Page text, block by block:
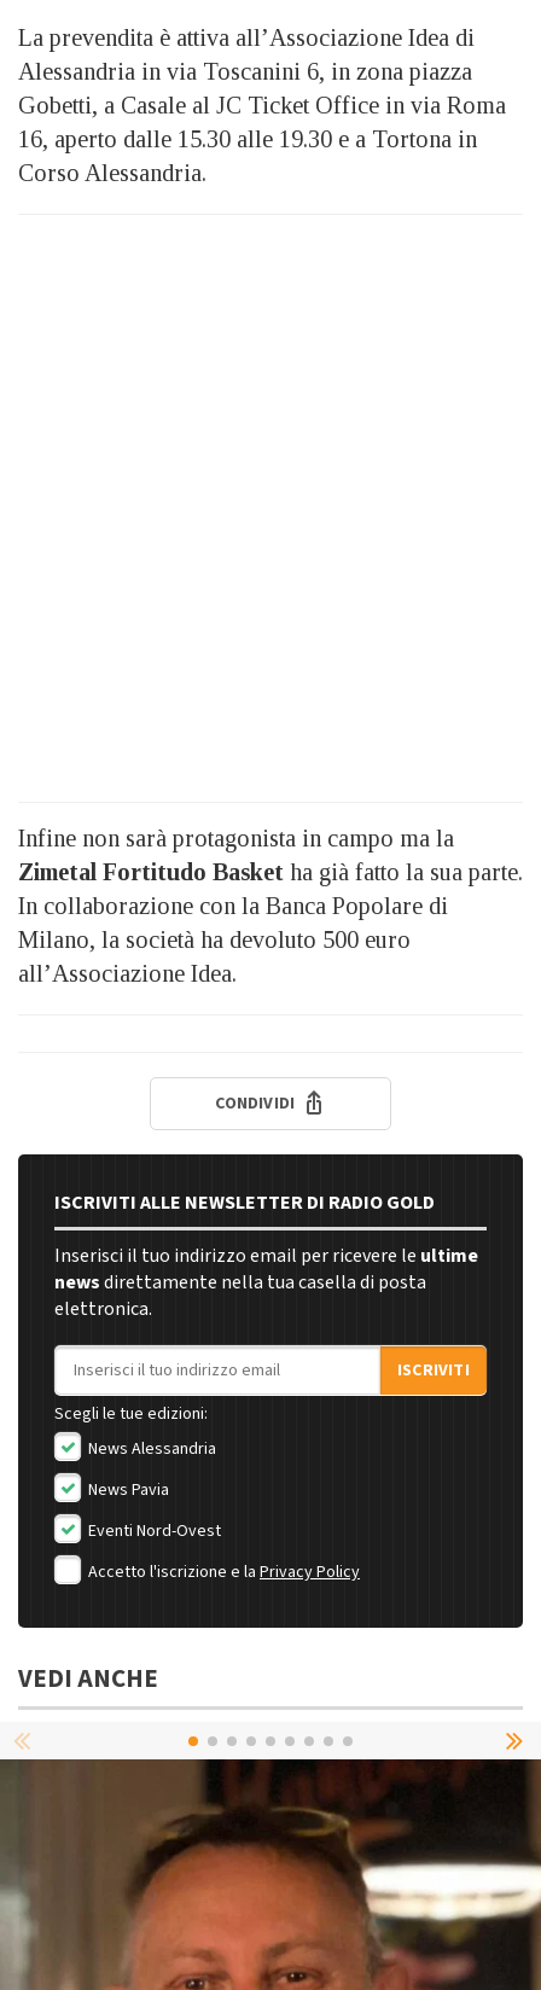
La prevendita è attiva all’Associazione Idea di
Alessandria in via Toscanini 6, in zona piazza
Gobetti, a Casale al JC Ticket Office in via Roma
16, aperto dalle 15.30 alle 19.30 e a Tortona in
Corso Alessandria.
Infine non sarà protagonista in campo ma la
Zimetal Fortitudo Basket ha già fatto la sua parte.
In collaborazione con la Banca Popolare di
Milano, la società ha devoluto 500 euro
all’Associazione Idea.
CONDIVIDI
ISCRIVITI ALLE NEWSLETTER DI RADIO GOLD
Inserisci il tuo indirizzo email per ricevere le ultime
newsdirettamente nella tua casella di posta
elettronica.
Indirizzo email
ISCRIVITI
Scegli le tue edizioni:
News Alessandria
News Pavia
Eventi Nord-Ovest
Accetto l'iscrizione e la Privacy Policy
VEDI ANCHE